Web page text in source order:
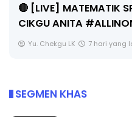
🔴 [LIVE] MATEMATIK
CIKGU ANITA
Yu. Chekgu LK 7 hari yang
SEGMEN KHAS